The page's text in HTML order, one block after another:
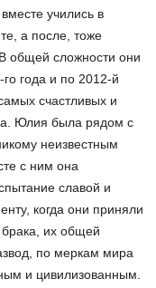
учились в
а после, тоже
общей сложности они
года и по 2012-й
счастливых и
Юлия была рядом с
неизвестным
с ним она
славой и
когда они приняли
их общей
по меркам мира
и цивилизованным.